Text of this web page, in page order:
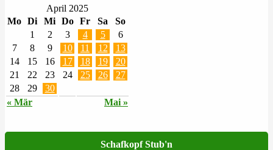
April 2025
Mo Di Mi Do Fr Sa So
« Mär Mai »
1 2 3 4 5
6
7
8 9 10 11 12
13
14
15 16 17 18 19
20
21
22 23 24 25 26
27
28
29 30
Schafkopf Stub'n